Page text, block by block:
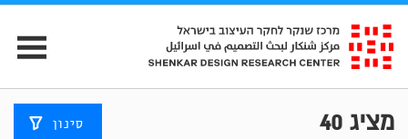
מציג 40 סינון